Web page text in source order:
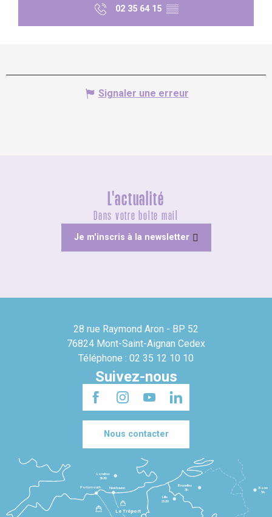
02 35 64 15 ▒▒
Signaler une erreur
L'actualité
Dans votre boîte mail
Je m'inscris à la newsletter
28 rue Raymond Aron - BP 52
76824 Mont-Saint-Aignan Cedex
Téléphone : 02 35 12 10 10
Suivez-nous
Nous contacter
Le Tréport
Lille
2h30
Bruxelles
3h
Londres
3h30
Newhaven
Portsmouth
Bonn
5h